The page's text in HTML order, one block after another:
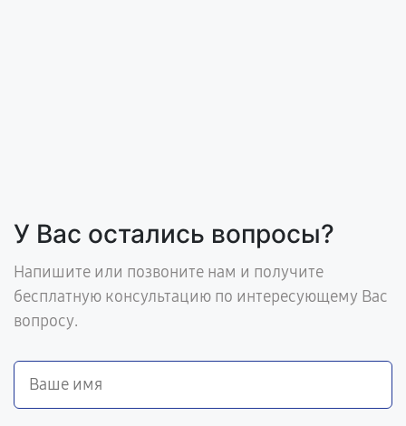
У Вас остались вопросы?
Напишите или позвоните нам и получите
бесплатную консультацию по интересующему Вас
вопросу.